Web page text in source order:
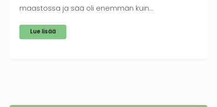
maastossa ja sää oli enemmän kuin…
Lue lisää